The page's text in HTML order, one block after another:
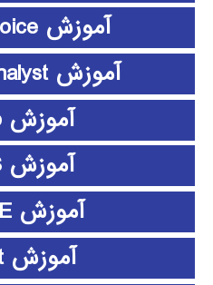
آموزش expert choice
آموزش Frontier Analyst
آموزش github
آموزش HFSS
آموزش HSPICE
آموزش L-Edit